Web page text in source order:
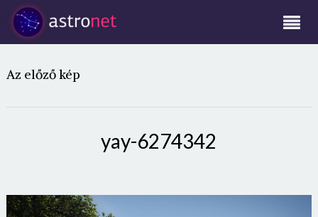
Az előző kép
yay-6274342